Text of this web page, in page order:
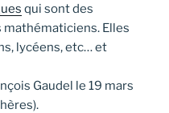
qui sont des
Elles
lycéens, etc… et
Gaudel le 19 mars